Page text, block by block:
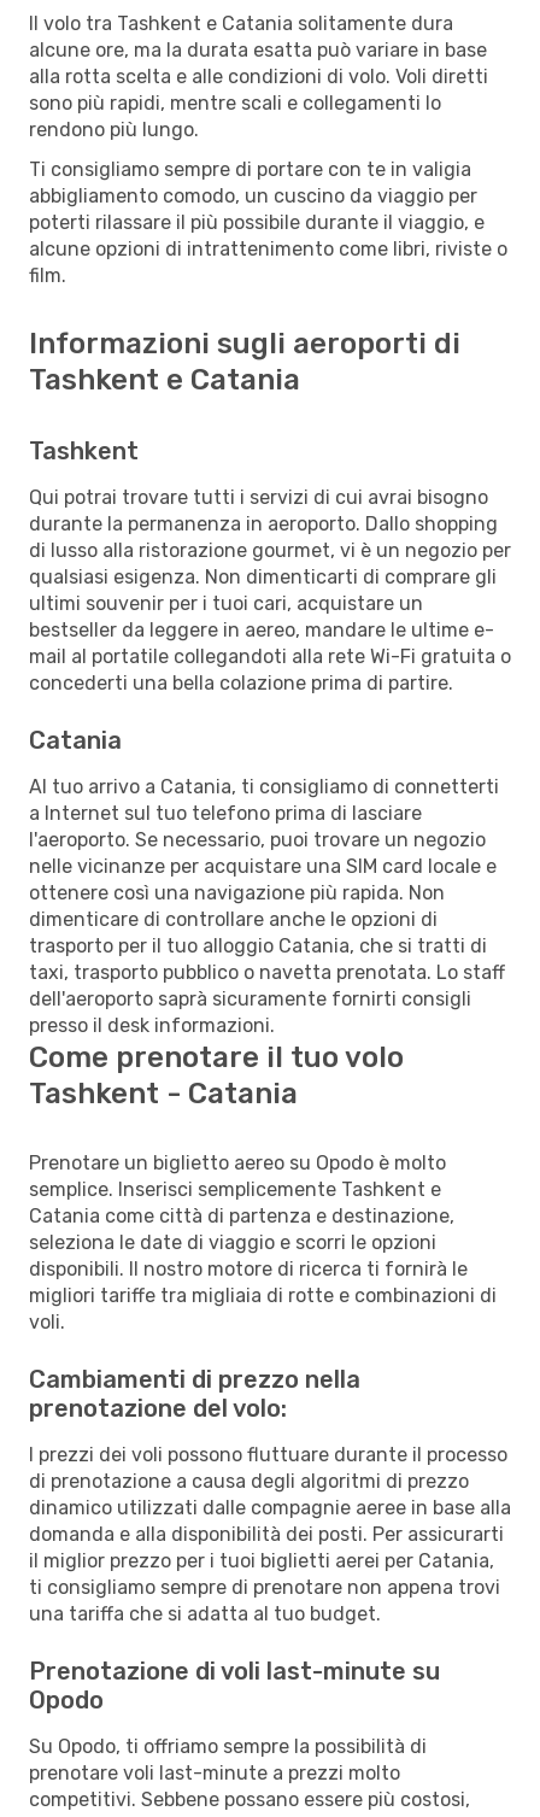
Il volo tra Tashkent e Catania solitamente dura
alcune ore, ma la durata esatta può variare in base
alla rotta scelta e alle condizioni di volo. Voli diretti
sono più rapidi, mentre scali e collegamenti lo
rendono più lungo.
Ti consigliamo sempre di portare con te in valigia
abbigliamento comodo, un cuscino da viaggio per
poterti rilassare il più possibile durante il viaggio, e
alcune opzioni di intrattenimento come libri, riviste o
film.
Informazioni sugli aeroporti di
Tashkent e Catania
Tashkent
Qui potrai trovare tutti i servizi di cui avrai bisogno
durante la permanenza in aeroporto. Dallo shopping
di lusso alla ristorazione gourmet, vi è un negozio per
qualsiasi esigenza. Non dimenticarti di comprare gli
ultimi souvenir per i tuoi cari, acquistare un
bestseller da leggere in aereo, mandare le ultime e-
mail al portatile collegandoti alla rete Wi-Fi gratuita o
concederti una bella colazione prima di partire.
Catania
Al tuo arrivo a Catania, ti consigliamo di connetterti
a Internet sul tuo telefono prima di lasciare
l'aeroporto. Se necessario, puoi trovare un negozio
nelle vicinanze per acquistare una SIM card locale e
ottenere così una navigazione più rapida. Non
dimenticare di controllare anche le opzioni di
trasporto per il tuo alloggio Catania, che si tratti di
taxi, trasporto pubblico o navetta prenotata. Lo staff
dell'aeroporto saprà sicuramente fornirti consigli
presso il desk informazioni.
Come prenotare il tuo volo
Tashkent - Catania
Prenotare un biglietto aereo su Opodo è molto
semplice. Inserisci semplicemente Tashkent e
Catania come città di partenza e destinazione,
seleziona le date di viaggio e scorri le opzioni
disponibili. Il nostro motore di ricerca ti fornirà le
migliori tariffe tra migliaia di rotte e combinazioni di
voli.
Cambiamenti di prezzo nella
prenotazione del volo:
I prezzi dei voli possono fluttuare durante il processo
di prenotazione a causa degli algoritmi di prezzo
dinamico utilizzati dalle compagnie aeree in base alla
domanda e alla disponibilità dei posti. Per assicurarti
il miglior prezzo per i tuoi biglietti aerei per Catania,
ti consigliamo sempre di prenotare non appena trovi
una tariffa che si adatta al tuo budget.
Prenotazione di voli last-minute su
Opodo
Su Opodo, ti offriamo sempre la possibilità di
prenotare voli last-minute a prezzi molto
competitivi. Sebbene possano essere più costosi,